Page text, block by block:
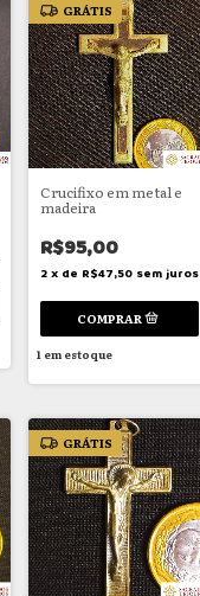
GRÁTIS
Crucifixo em metal e
madeira
R$95,00
2 x de R$47,50 sem juros
1em estoque
GRÁTIS